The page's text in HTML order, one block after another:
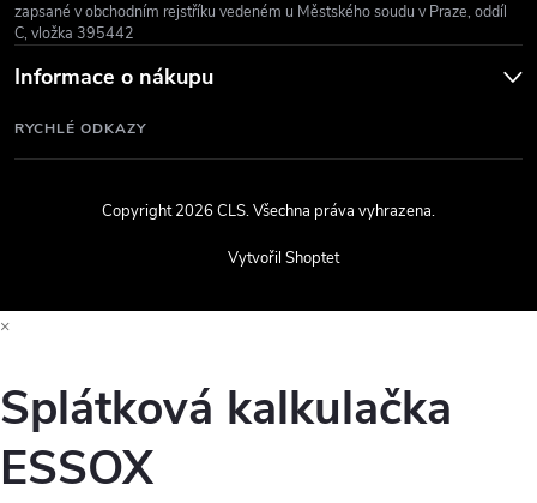
zapsané v obchodním rejstříku vedeném u Městského soudu v Praze, oddíl
C, vložka 395442
Informace o nákupu
RYCHLÉ ODKAZY
Vytvořil Shoptet
Copyright 2026CLS. Všechna práva vyhrazena.
×
Splátková kalkulačka
ESSOX